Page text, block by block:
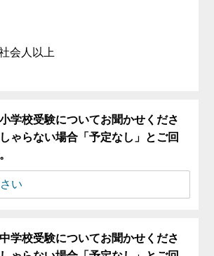
会人以上
学校受験についてお聞かせくださ
ゃらない場合「予定なし」とご回
学校受験についてお聞かせくださ